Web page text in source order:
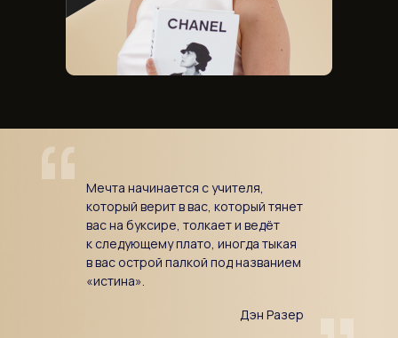
Мечта начинается с учителя,
который верит в вас, который тянет
вас на буксире, толкает и ведёт
к следующему плато, иногда тыкая
в вас острой палкой под названием
«истина».
“
Дэн Разер